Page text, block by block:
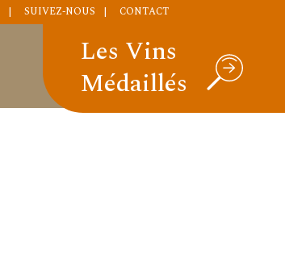
SUIVEZ-NOUS CONTACT
Les Vins
Médaillés